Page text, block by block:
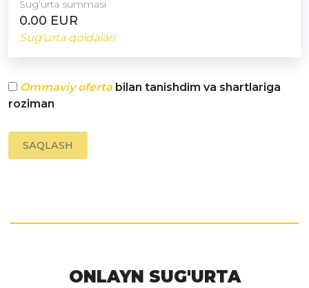
Sugʻurta summasi
0.00 EUR
Sug'urta qoidalari
Ommaviy oferta bilan tanishdim va shartlariga
roziman
SAQLASH
ONLAYN SUG'URTA